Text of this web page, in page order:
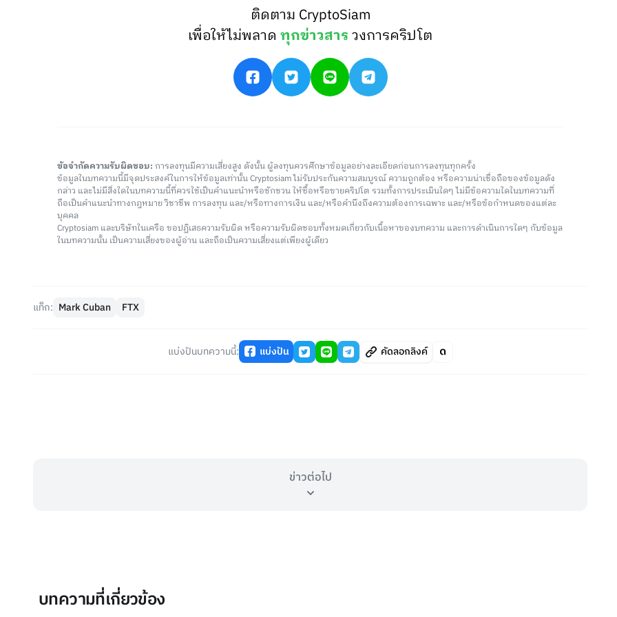
ติดตาม CryptoSiam
เพื่อให้ไม่พลาดทุกข่าวสารวงการคริปโต
ข้อจำกัดความรับผิดชอบ: การลงทุนมีความเสี่ยงสูง ดังนั้น ผู้ลงทุนควรศึกษาข้อมูลอย่างละเอียดก่อนการลงทุนทุกครั้ง
ข้อมูลในบทความนี้มีจุดประสงค์ในการให้ข้อมูลเท่านั้น Cryptosiam ไม่รับประกันความสมบูรณ์ ความถูกต้อง หรือความน่าเชื่อถือของข้อมูลดัง
กล่าว และไม่มีสิ่งใดในบทความนี้ที่ควรใช้เป็นคำแนะนำหรือชักชวน ให้ซื้อหรือขายคริปโต รวมทั้งการประเมินใดๆ ไม่มีข้อความใดในบทความที่
ถือเป็นคำแนะนำทางกฎหมาย วิชาชีพ การลงทุน และ/หรือทางการเงิน และ/หรือคำนึงถึงความต้องการเฉพาะ และ/หรือข้อกำหนดของแต่ละ
บุคคล
Cryptosiam และบริษัทในเครือ ขอปฏิเสธความรับผิด หรือความรับผิดชอบทั้งหมดเกี่ยวกับเนื้อหาของบทความ และการดำเนินการใดๆ กับข้อมูล
ในบทความนั้น เป็นความเสี่ยงของผู้อ่าน และถือเป็นความเสี่ยงแต่เพียงผู้เดียว
แท็ก: Mark Cuban FTX
แบ่งปันบทความนี้: แบ่งปัน คัดลอกลิงค์
ข่าวต่อไป
บทความที่เกี่ยวข้อง